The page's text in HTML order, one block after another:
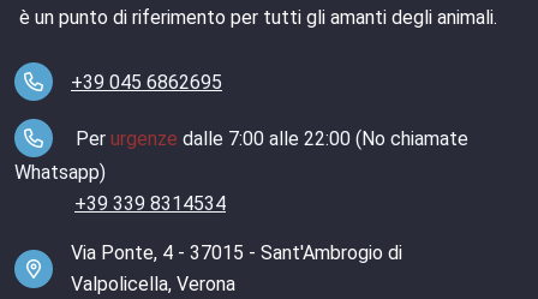
è un punto di riferimento per tutti gli amanti degli animali.
+39 045 6862695
Per urgenze dalle 7:00 alle 22:00 (No chiamate
Whatsapp)
+39 339 8314534
Via Ponte, 4 - 37015 - Sant'Ambrogio di
Valpolicella, Verona